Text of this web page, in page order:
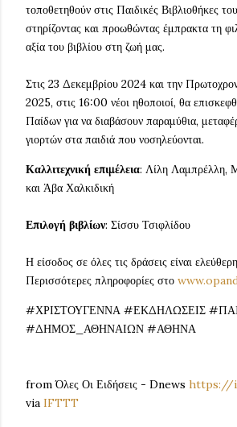
τοποθετηθούν στις Παιδικές Βιβλιοθήκες
στηρίζοντας και προωθώντας έμπρακτα τη
αξία του βιβλίου στη ζωή μας.
Στις 23 Δεκεμβρίου 2024 και την
2025, στις 16:00 νέοι ηθοποιοί, θα
Παίδων για να διαβάσουν παραμύθια,
γιορτών στα παιδιά που νοσηλεύονται.
Καλλιτεχνική επιμέλεια: Λίλη Λαμπρέλλη,
και Άβα Χαλκιδική
Επιλογή βιβλίων: Σίσσυ Τσιφλίδου
Η είσοδος σε όλες τις δράσεις είναι
Περισσότερες πληροφορίες στο
#ΧΡΙΣΤΟΥΓΕΝΝΑ #ΕΚΔΗΛΩΣΕΙΣ
#ΔΗΜΟΣ_ΑΘΗΝΑΙΩΝ #ΑΘΗΝΑ
from Όλες Οι Ειδήσεις - Dnews https://
via IFTTT